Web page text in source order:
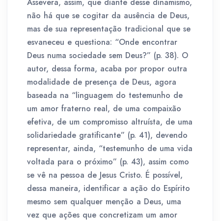
não há que se cogitar da ausência de Deus,
mas de sua representação tradicional que se
esvaneceu e questiona: “Onde encontrar
Deus numa sociedade sem Deus?” (p. 38). O
autor, dessa forma, acaba por propor outra
modalidade de presença de Deus, agora
baseada na “linguagem do testemunho de
um amor fraterno real, de uma compaixão
efetiva, de um compromisso altruísta, de uma
solidariedade gratificante” (p. 41), devendo
representar, ainda, “testemunho de uma vida
voltada para o próximo” (p. 43), assim como
se vê na pessoa de Jesus Cristo. É possível,
dessa maneira, identificar a ação do Espírito
mesmo sem qualquer menção a Deus, uma
vez que ações que concretizam um amor